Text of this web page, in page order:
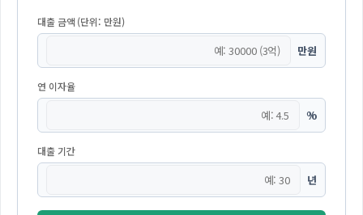
대출 금액 (단위: 만원)
만원
연 이자율
%
대출 기간
년